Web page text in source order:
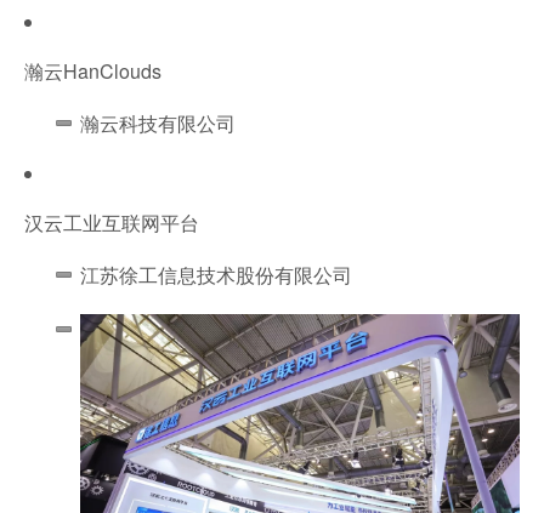
瀚云HanClouds
瀚云科技有限公司
汉云工业互联网平台
江苏徐工信息技术股份有限公司